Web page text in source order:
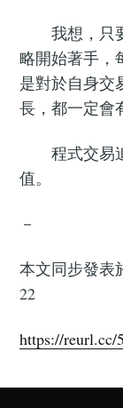
我想，只要
略開始著手，
是對於自身交
長，都一定會
程式交易追
值。
－
本文同步發表
22
https://reurl.cc/